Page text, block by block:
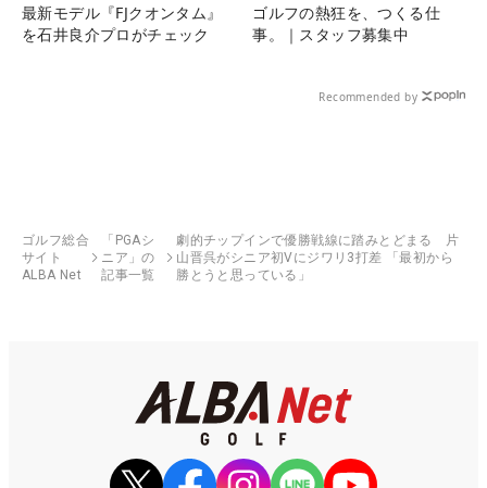
最新モデル『FJクオンタム』
を石井良介プロがチェック
ゴルフの熱狂を、つくる仕
事。｜スタッフ募集中
Recommended by
ゴルフ総合
サイト
ALBA Net
「PGAシ
ニア」の
記事一覧
劇的チップインで優勝戦線に踏みとどまる 片
山晋呉がシニア初Vにジワリ3打差 「最初から
勝とうと思っている」